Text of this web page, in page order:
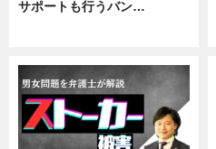
サポートも行うバン…